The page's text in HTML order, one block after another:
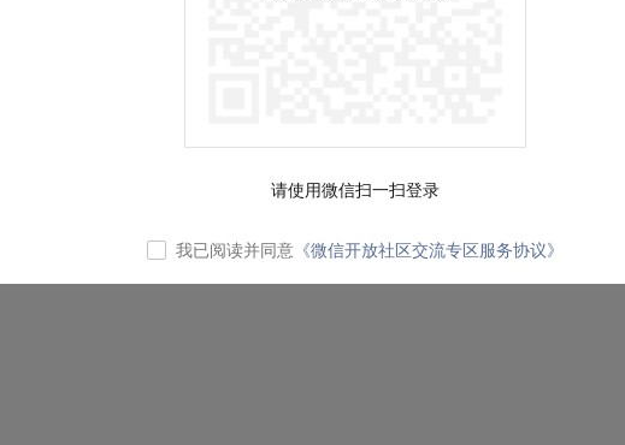
请使用微信扫一扫登录
我已阅读并同意 《微信开放社区交流专区服务协议》